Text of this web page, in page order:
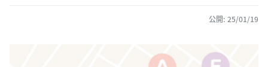
公開: 25/01/19